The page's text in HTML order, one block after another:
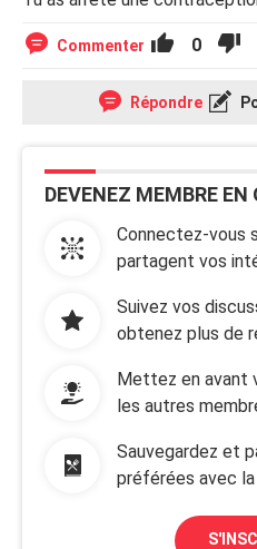
Commenter 0
Répondre
DEVENEZ MEMBRE EN
Connectez-vous
partagent vos
Suivez vos
obtenez plus de
Mettez en avant
les autres
Sauvegardez et
préférées avec